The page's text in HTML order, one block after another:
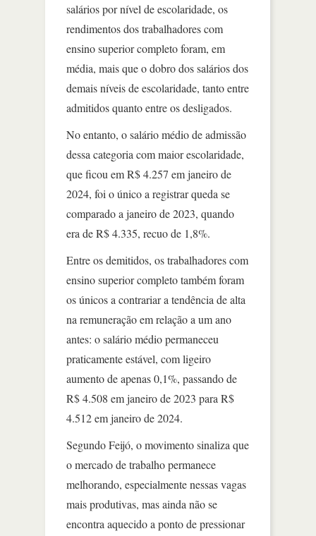
salários por nível de escolaridade, os
rendimentos dos trabalhadores com
ensino superior completo foram, em
média, mais que o dobro dos salários dos
demais níveis de escolaridade, tanto entre
admitidos quanto entre os desligados.
No entanto, o salário médio de admissão
dessa categoria com maior escolaridade,
que ficou em R$ 4.257 em janeiro de
2024, foi o único a registrar queda se
comparado a janeiro de 2023, quando
era de R$ 4.335, recuo de 1,8%.
Entre os demitidos, os trabalhadores com
ensino superior completo também foram
os únicos a contrariar a tendência de alta
na remuneração em relação a um ano
antes: o salário médio permaneceu
praticamente estável, com ligeiro
aumento de apenas 0,1%, passando de
R$ 4.508 em janeiro de 2023 para R$
4.512 em janeiro de 2024.
Segundo Feijó, o movimento sinaliza que
o mercado de trabalho permanece
melhorando, especialmente nessas vagas
mais produtivas, mas ainda não se
encontra aquecido a ponto de pressionar